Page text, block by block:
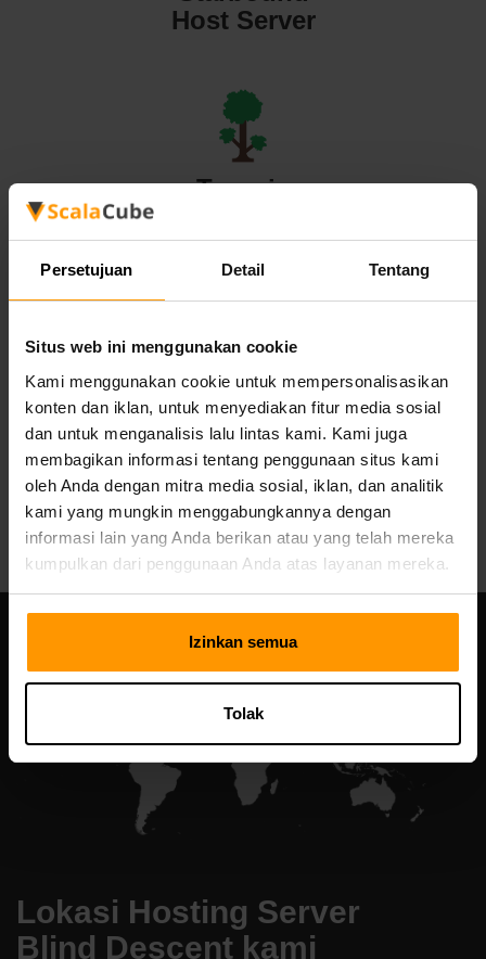
Persetujuan Detail Tentang
Situs web ini menggunakan cookie
Kami menggunakan cookie untuk mempersonalisasikan
konten dan iklan, untuk menyediakan fitur media sosial
dan untuk menganalisis lalu lintas kami. Kami juga
membagikan informasi tentang penggunaan situs kami
oleh Anda dengan mitra media sosial, iklan, dan analitik
kami yang mungkin menggabungkannya dengan
informasi lain yang Anda berikan atau yang telah mereka
kumpulkan dari penggunaan Anda atas layanan mereka.
Izinkan semua
Tolak
Host Server
Terraria
Valheim
Host Server
Lokasi Hosting Server
Blind Descent kami